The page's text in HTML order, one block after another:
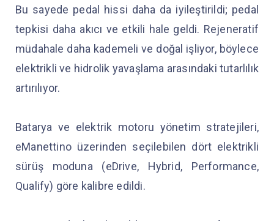
Bu sayede pedal hissi daha da iyileştirildi; pedal
tepkisi daha akıcı ve etkili hale geldi. Rejeneratif
müdahale daha kademeli ve doğal işliyor, böylece
elektrikli ve hidrolik yavaşlama arasındaki tutarlılık
artırılıyor.
Batarya ve elektrik motoru yönetim stratejileri,
eManettino üzerinden seçilebilen dört elektrikli
sürüş moduna (eDrive, Hybrid, Performance,
Qualify) göre kalibre edildi.